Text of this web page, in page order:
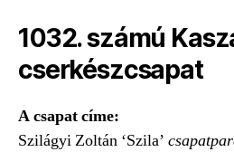
1032. számú
cserkészcsapat
A csapat címe:
Szilágyi Zoltán ‘Szila’